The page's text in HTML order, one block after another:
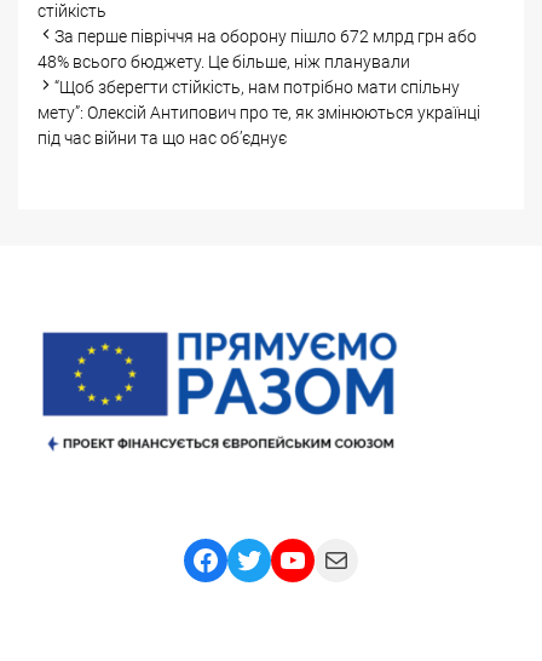
стійкість
Post
navigation
За перше півріччя на оборону пішло 672 млрд грн або
48% всього бюджету. Це більше, ніж планували
“Щоб зберегти стійкість, нам потрібно мати спільну
мету”: Олексій Антипович про те, як змінюються українці
під час війни та що нас об’єднує
Facebook
TwitterYouTube
Mail